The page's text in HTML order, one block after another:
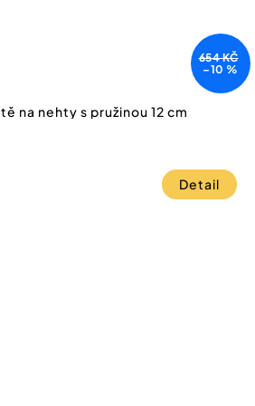
654 KČ
–10 %
na nehty s pružinou 12 cm
Detail